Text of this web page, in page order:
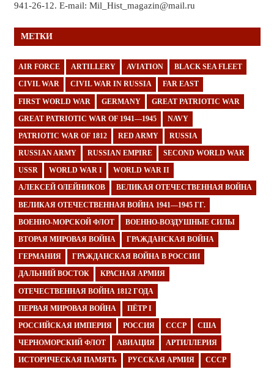
941-26-12. E-mail: Mil_Hist_magazin@mail.ru
МЕТКИ
AIR FORCE ARTILLERY AVIATION BLACK SEA FLEET
CIVIL WAR CIVIL WAR IN RUSSIA FAR EAST
FIRST WORLD WAR GERMANY GREAT PATRIOTIC WAR
GREAT PATRIOTIC WAR OF 1941—1945 NAVY
PATRIOTIC WAR OF 1812 RED ARMY RUSSIA
RUSSIAN ARMY RUSSIAN EMPIRE SECOND WORLD WAR
USSR WORLD WAR I WORLD WAR II
АЛЕКСЕЙ ОЛЕЙНИКОВ ВЕЛИКАЯ ОТЕЧЕСТВЕННАЯ ВОЙНА
ВЕЛИКАЯ ОТЕЧЕСТВЕННАЯ ВОЙНА 1941—1945 ГГ.
ВОЕННО-МОРСКОЙ ФЛОТ ВОЕННО-ВОЗДУШНЫЕ СИЛЫ
ВТОРАЯ МИРОВАЯ ВОЙНА ГРАЖДАНСКАЯ ВОЙНА
ГЕРМАНИЯ ГРАЖДАНСКАЯ ВОЙНА В РОССИИ
ДАЛЬНИЙ ВОСТОК КРАСНАЯ АРМИЯ
ОТЕЧЕСТВЕННАЯ ВОЙНА 1812 ГОДА
ПЕРВАЯ МИРОВАЯ ВОЙНА ПЁТР I
РОССИЙСКАЯ ИМПЕРИЯ РОССИЯ СССР США
ЧЕРНОМОРСКИЙ ФЛОТ АВИАЦИЯ АРТИЛЛЕРИЯ
ИСТОРИЧЕСКАЯ ПАМЯТЬ РУССКАЯ АРМИЯ СССР